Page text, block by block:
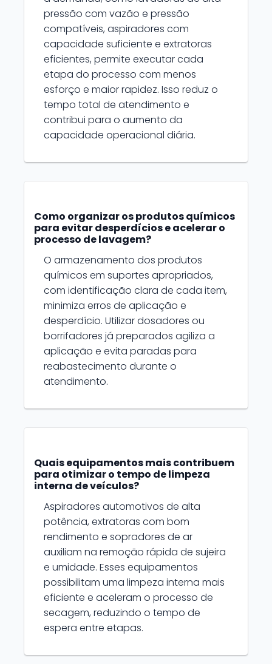
pressão com vazão e pressão
compatíveis, aspiradores com
capacidade suficiente e extratoras
eficientes, permite executar cada
etapa do processo com menos
esforço e maior rapidez. Isso reduz o
tempo total de atendimento e
contribui para o aumento da
capacidade operacional diária.
Como organizar os produtos químicos
para evitar desperdícios e acelerar o
processo de lavagem?
O armazenamento dos produtos
químicos em suportes apropriados,
com identificação clara de cada item,
minimiza erros de aplicação e
desperdício. Utilizar dosadores ou
borrifadores já preparados agiliza a
aplicação e evita paradas para
reabastecimento durante o
atendimento.
Quais equipamentos mais contribuem
para otimizar o tempo de limpeza
interna de veículos?
Aspiradores automotivos de alta
potência, extratoras com bom
rendimento e sopradores de ar
auxiliam na remoção rápida de sujeira
e umidade. Esses equipamentos
possibilitam uma limpeza interna mais
eficiente e aceleram o processo de
secagem, reduzindo o tempo de
espera entre etapas.